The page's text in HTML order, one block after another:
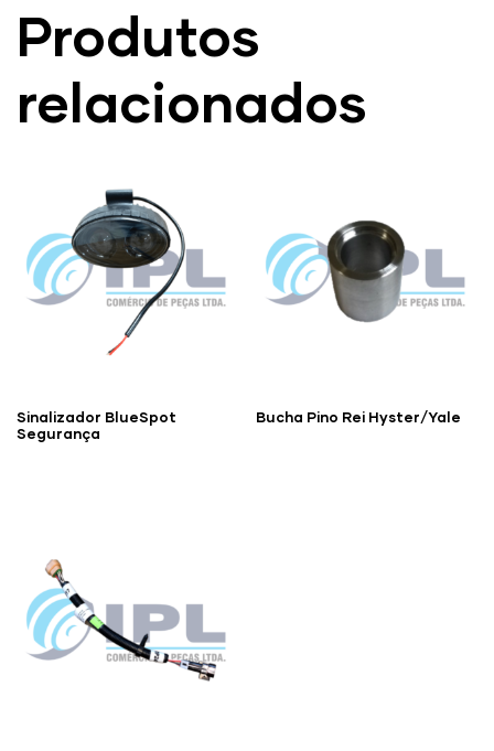
Produtos
relacionados
Sinalizador BlueSpot
Segurança
Bucha Pino Rei Hyster/Yale